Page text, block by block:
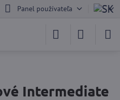
Panel používateľa
Intermediate